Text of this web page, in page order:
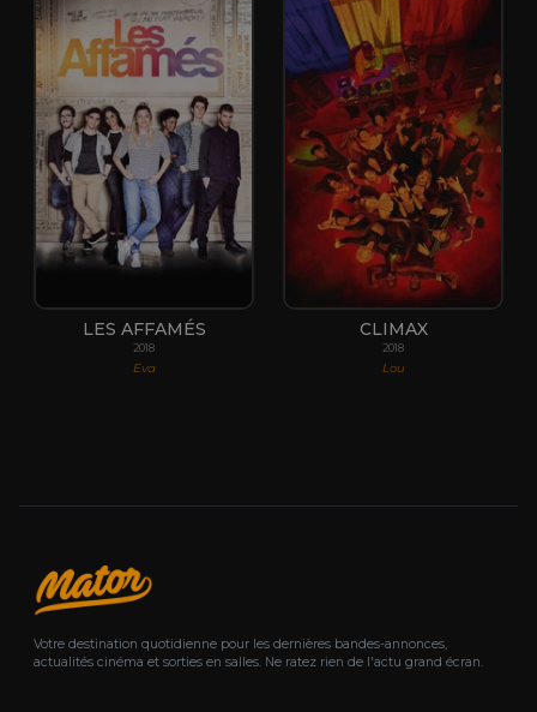
LES AFFAMÉS
2018
Eva
CLIMAX
2018
Lou
Votre destination quotidienne pour les dernières bandes-annonces,
actualités cinéma et sorties en salles. Ne ratez rien de l'actu grand écran.